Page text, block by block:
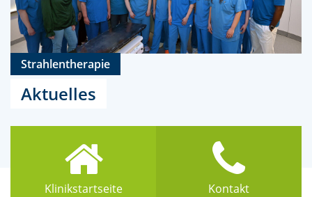
Strahlentherapie
Aktuelles
Klinikstartseite Kontakt